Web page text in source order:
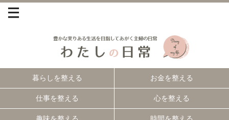
暮らしを整える お金を整える
仕事を整える 心を整える
趣味を整える 時間を整える